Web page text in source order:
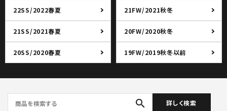
22SS/2022春夏 21FW/2021秋冬
21SS/2021春夏 20FW/2020秋冬
20SS/2020春夏 19FW/2019秋冬以前
search 詳しく検索